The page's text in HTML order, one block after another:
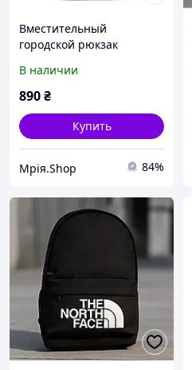
Вместительный
городской рюкзак
для школы
В наличии
890₴
Купить
Мрія.Shop 84%